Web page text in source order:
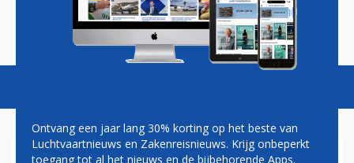
Magazine Podcasts Vacatures
Ontvang een jaar lang 30% korting op het beste van
Luchtvaartnieuws en Zakenreisnieuws. Krijg onbeperkt
toegang tot al het nieuws en de bijbehorende Apps.